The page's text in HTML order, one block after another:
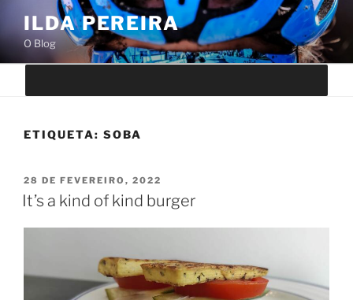
o
conteúdo
ILDA PEREIRA
O Blog
ETIQUETA: SOBA
PUBLICADO
EM
28 DE FEVEREIRO, 2022
It’s a kind of kind burger